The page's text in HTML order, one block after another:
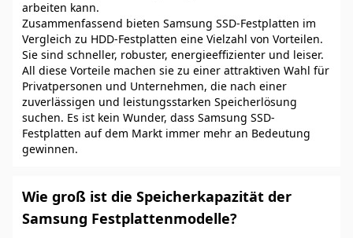
arbeiten kann.
Zusammenfassend bieten Samsung SSD-Festplatten im
Vergleich zu HDD-Festplatten eine Vielzahl von Vorteilen.
Sie sind schneller, robuster, energieeffizienter und leiser.
All diese Vorteile machen sie zu einer attraktiven Wahl für
Privatpersonen und Unternehmen, die nach einer
zuverlässigen und leistungsstarken Speicherlösung
suchen. Es ist kein Wunder, dass Samsung SSD-
Festplatten auf dem Markt immer mehr an Bedeutung
gewinnen.
Wie groß ist die Speicherkapazität der
Samsung Festplattenmodelle?